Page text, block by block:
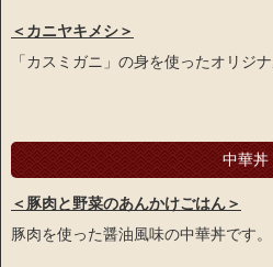
＜カニヤキメシ＞
「カスミガニ」の身を使ったオリジ
中華丼
＜豚肉と野菜のあんかけごはん＞
豚肉を使った醤油風味の中華丼です。